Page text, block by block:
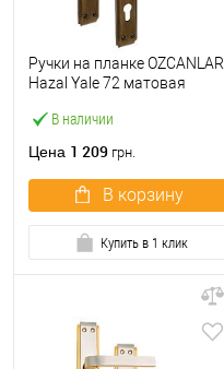
В наличии
Ручки на планке OZCANLAR
Hazal Yale 72 матовая
Цена 1 209 грн.
В корзину
Купить в 1 клик